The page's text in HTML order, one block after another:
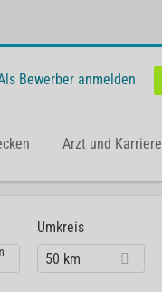
Bewerber anmelden
Arzt und Karriere
Umkreis
50 km